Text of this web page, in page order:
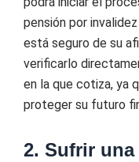
pensión por
está seguro de su
verificarlo
en la que cotiza, ya
proteger su futuro
2. Sufrir